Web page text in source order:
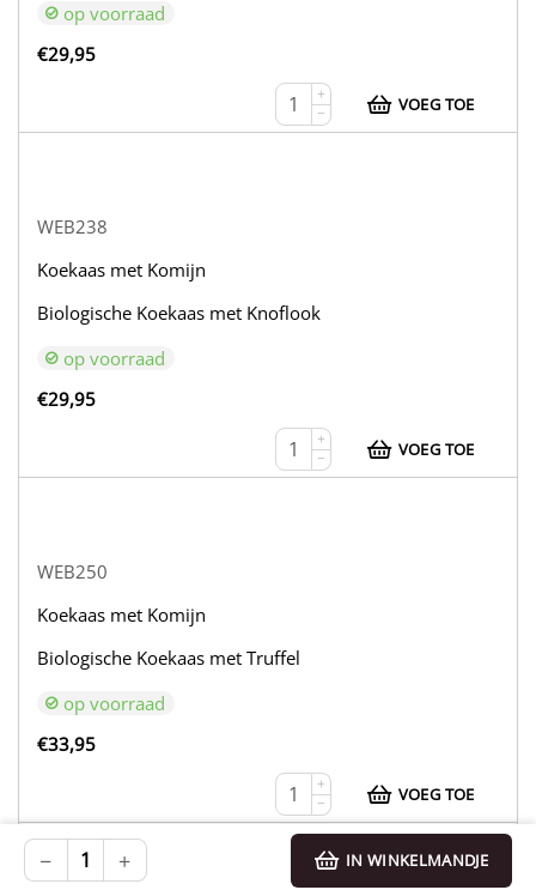
+
− IN WINKELMANDJE
op voorraad
€29,95
+
−
VOEG TOE
WEB238
Koekaas met Komijn
Biologische Koekaas met Knoflook
op voorraad
€29,95
+
−
VOEG TOE
WEB250
Koekaas met Komijn
Biologische Koekaas met Truffel
op voorraad
€33,95
+
−
VOEG TOE